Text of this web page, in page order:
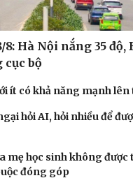
Hà Nội nắng 35 độ,
cục bộ
ít có khả năng mạnh lên
hỏi AI, hỏi nhiều để
mẹ học sinh không được
đóng góp